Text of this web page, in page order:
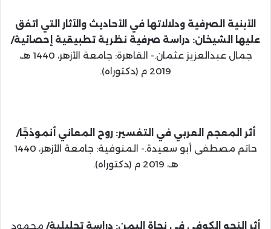
الأبنية الصرفية ودلالاتها في الأحاديث والآثار التي اتفق
عليها الشيخان: دراسة صرفية نظرية تطبيقية إحصائية/
جمال عبدالعزيز عثمان.- القاهرة: جامعة الأزهر، 1440 هـ،
2019 م (دكتوراه).
أثر المعجم العربي في التفسير: روح المعاني أنموذجًا/
حاتم مصطفى أبو سعيدة.- المنوفية: جامعة الأزهر، 1440
هـ، 2019 م (دكتوراه).
أثر النحو الكوفي في نحاة اليمن: دراسة تحليلية/ محمود